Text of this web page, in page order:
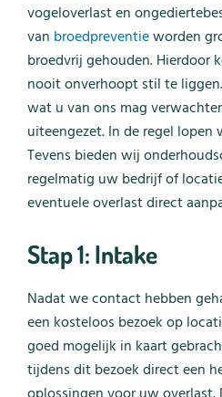
vogeloverlast en
van broedpreventieworden
broedvrij gehouden. Hierdoor
nooit onverhoopt stil te
wat u van ons mag
uiteengezet. In de regel lopen
Tevens bieden wij
regelmatig uw bedrijf of
eventuele overlast direct
Stap 1: Intake
Nadat we contact hebben
een kosteloos bezoek op
goed mogelijk in kaart
tijdens dit bezoek direct een